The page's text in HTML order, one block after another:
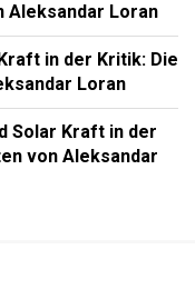
Aleksandar Loran
in der Kritik: Die
Loran
Solar Kraft in der
von Aleksandar